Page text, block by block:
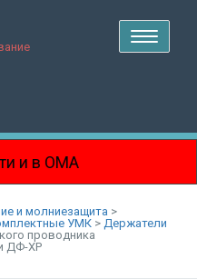
T
o
g
a
t
и в ОМА
и молниезащита >
УМК > Держатели
проводника
ДФ-ХР